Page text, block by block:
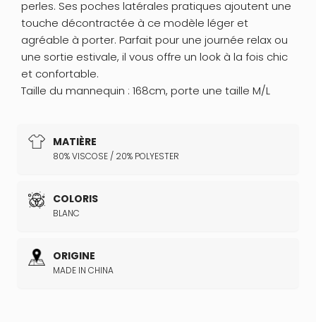
MATIÈRE
80% VISCOSE / 20% POLYESTER
COLORIS
BLANC
ORIGINE
MADE IN CHINA
perles. Ses poches latérales pratiques ajoutent une
touche décontractée à ce modèle léger et
agréable à porter. Parfait pour une journée relax ou
une sortie estivale, il vous offre un look à la fois chic
et confortable.
Taille du mannequin : 168cm, porte une taille M/L